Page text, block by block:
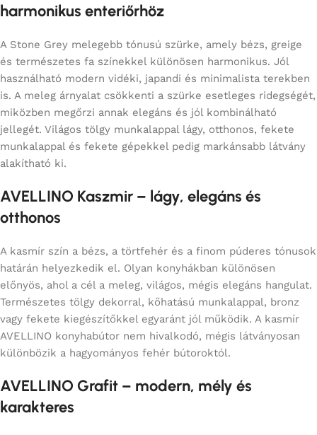
harmonikus enteriőrhöz
A Stone Grey melegebb tónusú szürke, amely bézs, greige
és természetes fa színekkel különösen harmonikus. Jól
használható modern vidéki, japandi és minimalista terekben
is. A meleg árnyalat csökkenti a szürke esetleges ridegségét,
miközben megőrzi annak elegáns és jól kombinálható
jellegét. Világos tölgy munkalappal lágy, otthonos, fekete
munkalappal és fekete gépekkel pedig markánsabb látvány
alakítható ki.
AVELLINO Kaszmir – lágy, elegáns és
otthonos
A kasmír szín a bézs, a törtfehér és a finom púderes tónusok
határán helyezkedik el. Olyan konyhákban különösen
előnyös, ahol a cél a meleg, világos, mégis elegáns hangulat.
Természetes tölgy dekorral, kőhatású munkalappal, bronz
vagy fekete kiegészítőkkel egyaránt jól működik. A kasmír
AVELLINO konyhabútor nem hivalkodó, mégis látványosan
különbözik a hagyományos fehér bútoroktól.
AVELLINO Grafit – modern, mély és
karakteres